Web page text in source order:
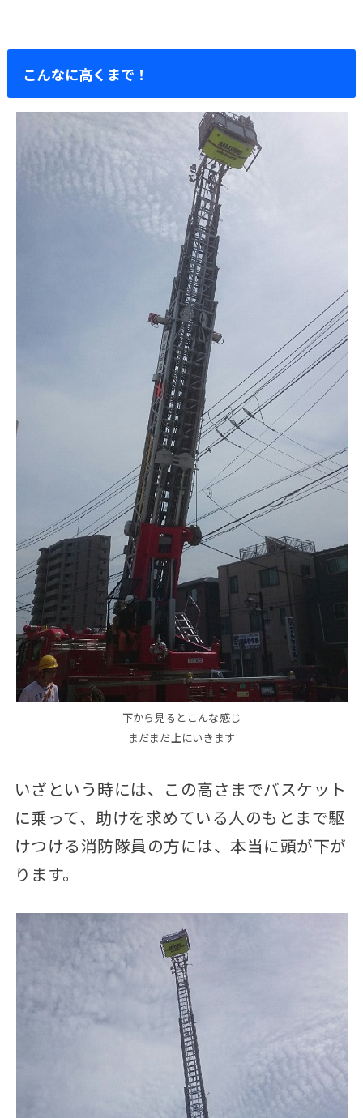
こんなに高くまで！
下から見るとこんな感じ
まだまだ上にいきます
いざという時には、この高さまでバスケット
に乗って、助けを求めている人のもとまで駆
けつける消防隊員の方には、本当に頭が下が
ります。